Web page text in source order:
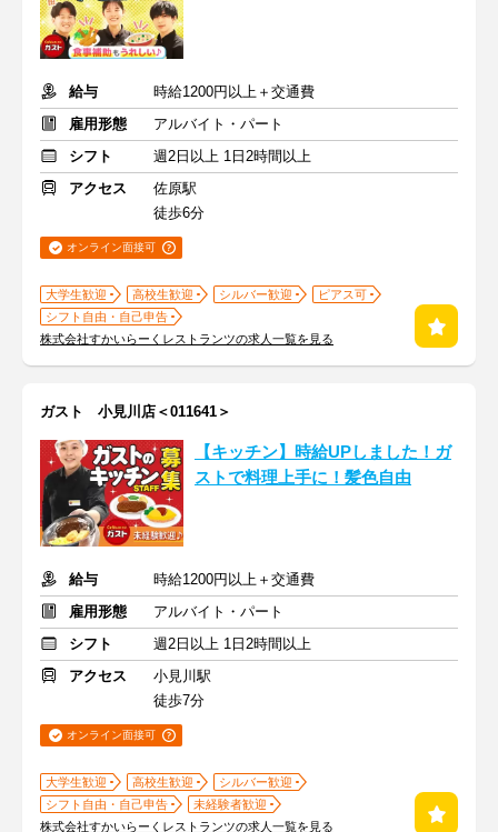
給与
時給1200円以上＋交通費
雇用形態
アルバイト・パート
シフト
週2日以上 1日2時間以上
アクセス
佐原駅
徒歩6分
オンライン面接可
大学生歓迎 高校生歓迎 シルバー歓迎
ピアス可
シフト自由・自己申告
株式会社すかいらーくレストランツの求人一覧を見る
ガスト 小見川店＜011641＞
【キッチン】時給UPしました！ガ
ストで料理上手に！髪色自由
給与
時給1200円以上＋交通費
雇用形態
アルバイト・パート
シフト
週2日以上 1日2時間以上
アクセス
小見川駅
徒歩7分
オンライン面接可
大学生歓迎 高校生歓迎
シルバー歓迎
シフト自由・自己申告
未経験者歓迎
株式会社すかいらーくレストランツの求人一覧を見る